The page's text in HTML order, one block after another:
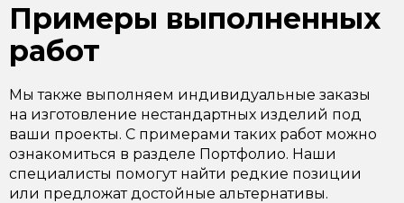
Примеры выполненных
работ
Мы также выполняем индивидуальные заказы
на изготовление нестандартных изделий под
ваши проекты. С примерами таких работ можно
ознакомиться в разделе Портфолио. Наши
специалисты помогут найти редкие позиции
или предложат достойные альтернативы.